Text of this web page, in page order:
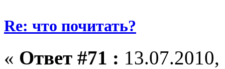
Re: что почитать?
« Ответ #71 :